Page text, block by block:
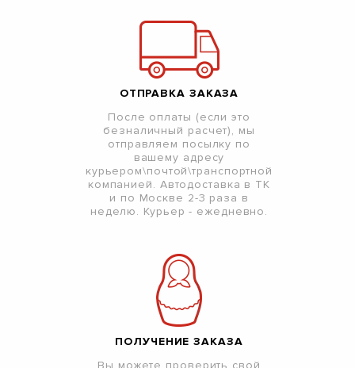
ОТПРАВКА ЗАКАЗА
После оплаты (если это
безналичный расчет), мы
отправляем посылку по
вашему адресу
курьером\почтой\транспортной
компанией. Автодоставка в ТК
и по Москве 2-3 раза в
неделю. Курьер - ежедневно.
ПОЛУЧЕНИЕ ЗАКАЗА